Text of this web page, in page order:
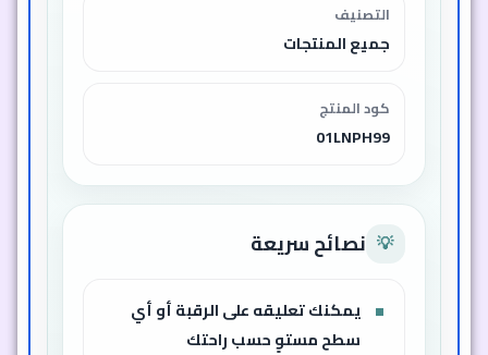
التصنيف
جميع المنتجات
كود المنتج
01LNPH99
💡 نصائح سريعة
يمكنك تعليقه على الرقبة أو أي
سطح مستوٍ حسب راحتك